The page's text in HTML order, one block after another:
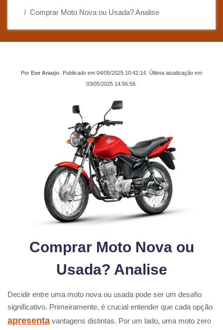
Comprar Moto Nova ou Usada? Analise
Por Eve Araujo Publicado em 04/05/2025 10:42:14 Última atualização em
03/05/2025 14:56:56
Comprar Moto Nova ou
Usada? Analise
Decidir entre uma moto nova ou usada pode ser um desafio
significativo. Primeiramente, é crucial entender que cada opção
apresenta vantagens distintas. Por um lado, uma moto zero